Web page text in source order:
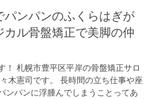
パンパンのふくらはぎが
カル骨盤矯正で美脚の仲
！ 札幌市豊平区平岸の骨盤矯正サロ
木憲司です。 長時間の立ち仕事や座
ンパンに浮腫んでしまうことってあ